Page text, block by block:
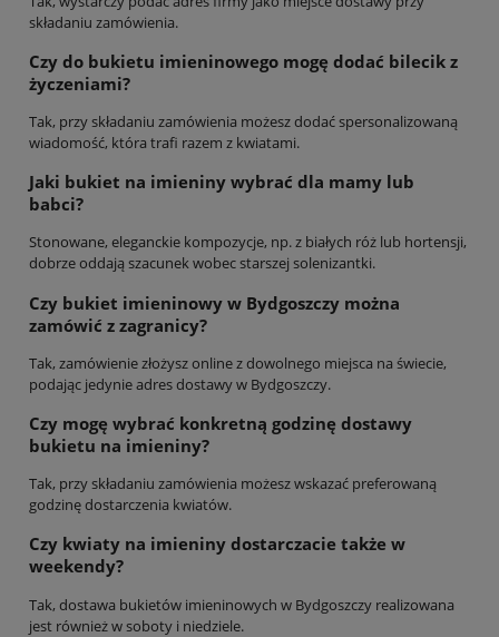
składaniu zamówienia.
Czy do bukietu imieninowego mogę dodać bilecik z
życzeniami?
Tak, przy składaniu zamówienia możesz dodać spersonalizowaną
wiadomość, która trafi razem z kwiatami.
Jaki bukiet na imieniny wybrać dla mamy lub
babci?
Stonowane, eleganckie kompozycje, np. z białych róż lub hortensji,
dobrze oddają szacunek wobec starszej solenizantki.
Czy bukiet imieninowy w Bydgoszczy można
zamówić z zagranicy?
Tak, zamówienie złożysz online z dowolnego miejsca na świecie,
podając jedynie adres dostawy w Bydgoszczy.
Czy mogę wybrać konkretną godzinę dostawy
bukietu na imieniny?
Tak, przy składaniu zamówienia możesz wskazać preferowaną
godzinę dostarczenia kwiatów.
Czy kwiaty na imieniny dostarczacie także w
weekendy?
Tak, dostawa bukietów imieninowych w Bydgoszczy realizowana
jest również w soboty i niedziele.